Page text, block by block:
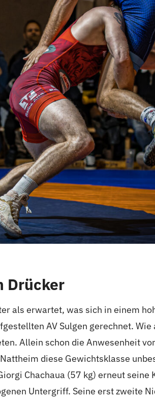
Drücker
als erwartet, was sich in einem
AV Sulgen gerechnet.
Allein schon die Anwesenheit
diese Gewichtsklasse
Chachaua (57 kg) erneut seine
Untergriff. Seine erst zweite